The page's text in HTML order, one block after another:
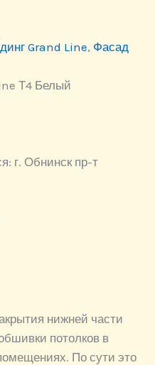
Grand Line, Фасад
Т4 Белый
г. Обнинск пр-т
нижней части
потолков в
По сути это